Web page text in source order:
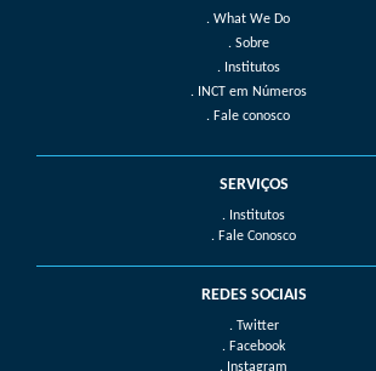
What We Do
Sobre
Institutos
INCT em Números
Fale conosco
SERVIÇOS
. Institutos
. Fale Conosco
REDES SOCIAIS
. Twitter
. Facebook
. Instagram